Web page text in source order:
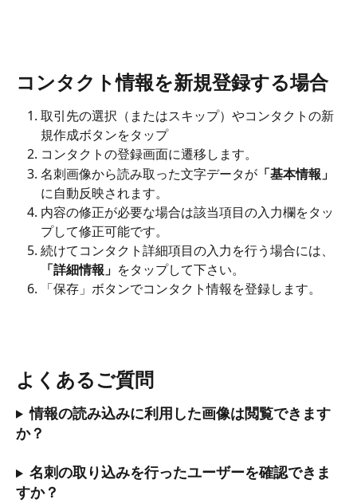
コンタクト情報を新規登録する場合
取引先の選択（またはスキップ）やコンタクトの新
規作成ボタンをタップ
コンタクトの登録画面に遷移します。
名刺画像から読み取った文字データが 「基本情報」
に自動反映されます。
内容の修正が必要な場合は該当項目の入力欄をタッ
プして修正可能です。
続けてコンタクト詳細項目の入力を行う場合には、
「詳細情報」 をタップして下さい。
「保存」ボタンでコンタクト情報を登録します。
よくあるご質問
情報の読み込みに利用した画像は閲覧できます
か？
名刺の取り込みを行ったユーザーを確認できま
すか？